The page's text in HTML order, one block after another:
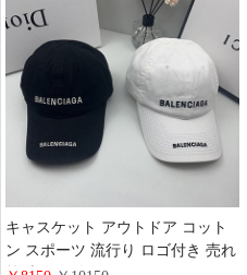
ーシック風
キャスケット アウトドア コット
ン スポーツ 流行り ロゴ付き 売れ